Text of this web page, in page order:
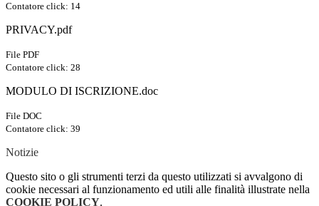
Contatore click: 14
PRIVACY.pdf
File PDF
Contatore click: 28
MODULO DI ISCRIZIONE.doc
File DOC
Contatore click: 39
Notizie
Questo sito o gli strumenti terzi da questo utilizzati si avvalgono di
cookie necessari al funzionamento ed utili alle finalità illustrate nella
COOKIE POLICY.